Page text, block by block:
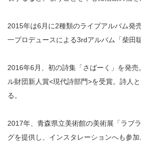
2015年は6月に2種類のライブアルバム発
一プロデュースによる3rdアルバム「柴田
2016年6月、初の詩集「さばーく」を発
ル財団新人賞<現代詩部門>を受賞。詩人
る。
2017年、青森県立美術館の美術展「ラブ
グを提供し、インスタレーションへも参加